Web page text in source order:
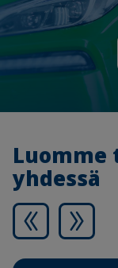
yhdessä